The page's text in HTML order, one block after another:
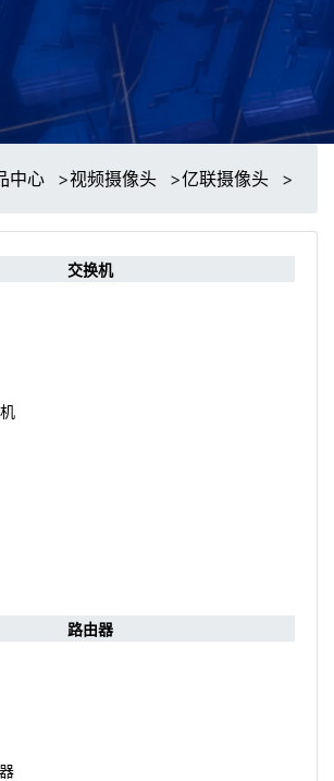
中心 >视频摄像头 >亿联摄像头 >
交换机
路由器